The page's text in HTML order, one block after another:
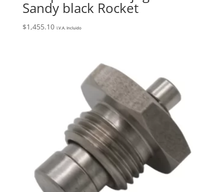
Sandy black Rocket
$1,455.10 I.V.A. Incluido